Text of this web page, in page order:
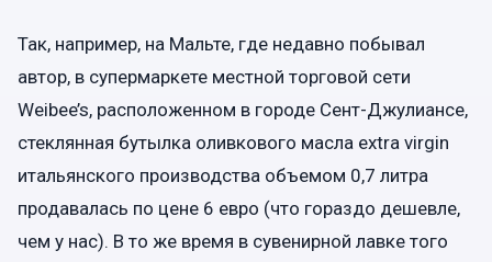
Так, например, на Мальте, где недавно побывал
автор, в супермаркете местной торговой сети
Weibee’s, расположенном в городе Сент-Джулиансе,
стеклянная бутылка оливкового масла extra virgin
итальянского производства объемом 0,7 литра
продавалась по цене 6 евро (что гораздо дешевле,
чем у нас). В то же время в сувенирной лавке того